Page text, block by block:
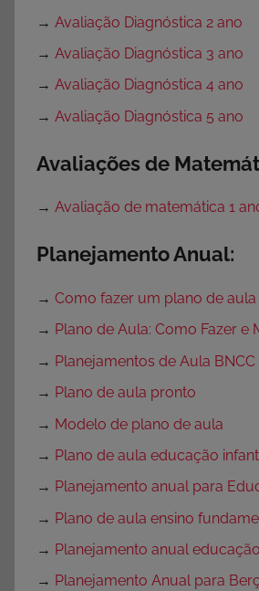
→ Avaliação Diagnóstica 2 ano
→ Avaliação Diagnóstica 3 ano
→ Avaliação Diagnóstica 4 ano
→ Avaliação Diagnóstica 5 ano
Avaliações de
→ Avaliação de matemática 1
Planejamento Anual:
→ Como fazer um plano de aula
→ Plano de Aula: Como Fazer e
→ Planejamentos de Aula BNCC
→ Plano de aula pronto
→ Modelo de plano de aula
→ Plano de aula educação
→ Planejamento anual para
→ Plano de aula ensino
→ Planejamento anual
→ Planejamento Anual para